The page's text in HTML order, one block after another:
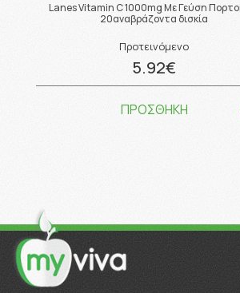
Lanes Vitamin C 1000mg Με Γεύση
20αναβράζοντα δισκία
Προτεινόμενο
5.92€
ΠΡΟΣΘΗΚΗ